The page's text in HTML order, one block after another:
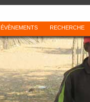
ÉVÈNEMENTS RECHERCHE